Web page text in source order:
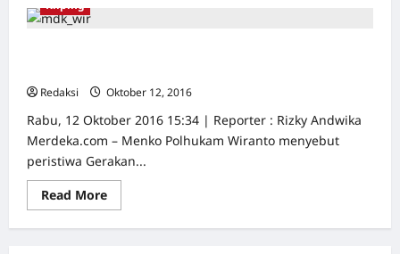
Kliping
Redaksi
Oktober 12, 2016
Rabu, 12 Oktober 2016 15:34 | Reporter : Rizky Andwika
Merdeka.com – Menko Polhukam Wiranto menyebut
peristiwa Gerakan...
Read MoreRead
more
Forum